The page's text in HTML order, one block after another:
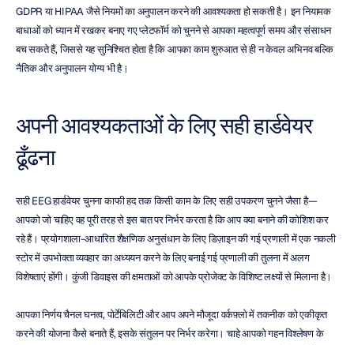
GDPR या HIPAA जैसे नियमों का अनुपालन करने की आवश्यकता हो सकती है। इन नियामक
बाधाओं को ध्यान में रखकर बनाए गए प्लेटफॉर्म को चुनने से आपका महत्वपूर्ण समय और संसाधन
बच सकते हैं, जिससे यह सुनिश्चित होता है कि आपका काम शुरुआत से ही न केवल अभिनव बल्कि
नैतिक और अनुपालन योग्य भी है।
अपनी आवश्यकताओं के लिए सही हार्डवेयर
ढूँढना
सही EEG हार्डवेयर चुनना काफी हद तक किसी काम के लिए सही उपकरण चुनने जैसा है—
आपको जो चाहिए वह पूरी तरह से इस बात पर निर्भर करता है कि आप क्या बनाने की कोशिश कर
रहे हैं। प्रयोगशाला-आधारित शैक्षणिक अनुसंधान के लिए डिज़ाइन की गई प्रणाली में एक नकली
स्टोर में उपभोक्ता व्यवहार का अध्ययन करने के लिए बनाई गई प्रणाली की तुलना में अलग
विशेषताएं होंगी। कुंजी डिवाइस की क्षमताओं को आपके प्रोजेक्ट के विशिष्ट लक्ष्यों से मिलाना है।
आपका निर्णय चैनल घनत्व, पोर्टेबिलिटी और आप अपने मौजूदा वर्कफ़्लो में तकनीक को एकीकृत
करने की योजना कैसे बनाते हैं, इसके संतुलन पर निर्भर करेगा। चाहे आपको गहन विश्लेषण के